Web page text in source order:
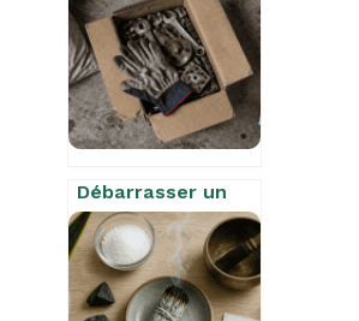
Débarrasser un
garage : 45 € par
m³ et 4 étapes
pour récupérer
votre espace